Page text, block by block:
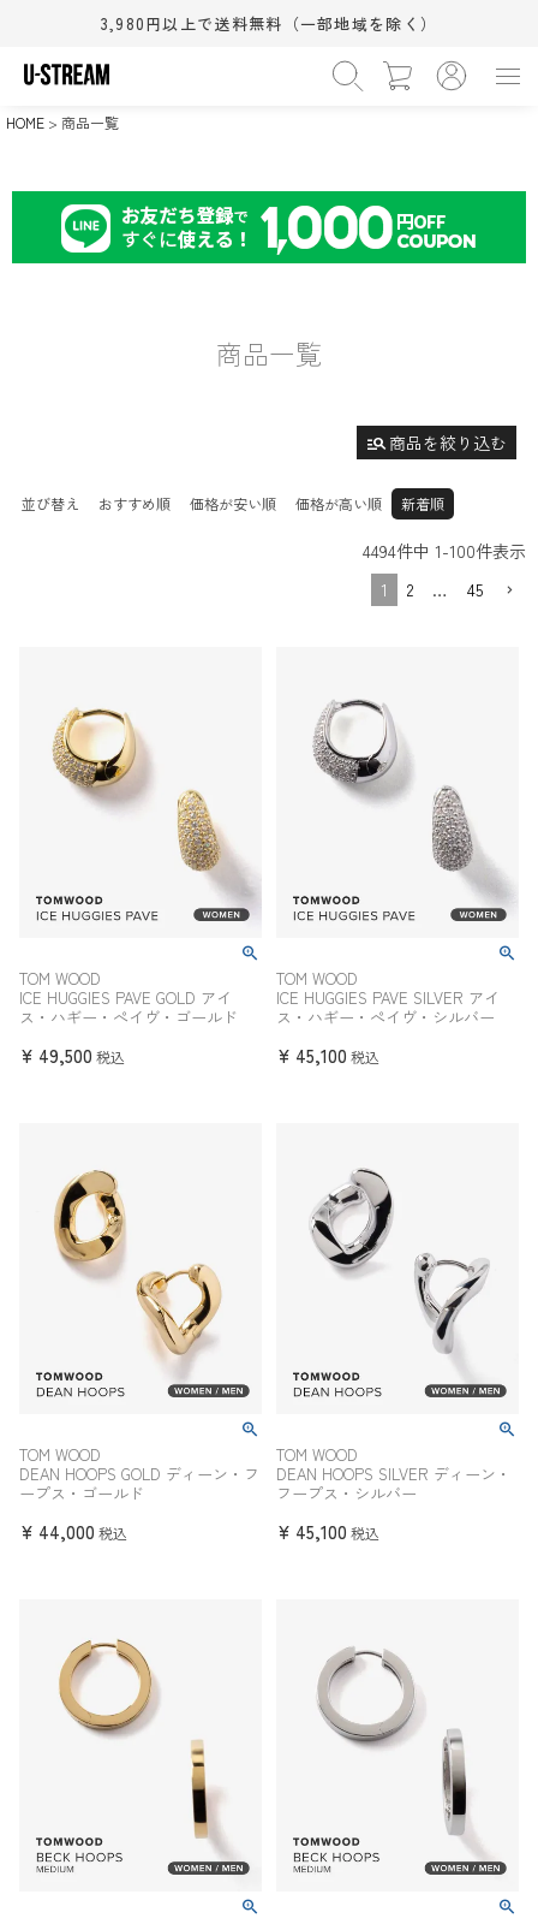
3,980円以上で送料無料（一部地域を除く）
HOME 商品一覧
商品一覧
manage_search 商品を絞り込む
› カテゴリー
›
在庫なし商品
XS(相当) S(相当) M(相当)
L(相当) XL(相当) ワンサイズ
シューズサイズ(cm)
11.5cm
12.0cm
12.5cm
16.5cm
18.5cm
24.5cm
26.0cm
28.0cm
28.5cm
29.0cm
31.0cm
ベージュ系
シルバー系
並び替え おすすめ順 価格が安い順 価格が高い順 新着順
4494件中 1-100件表示
1
2 … 45
TOM WOOD
ICE HUGGIES PAVE GOLD アイ
ス・ハギー・ぺイヴ・ゴールド
¥ 49,500 税込
TOM WOOD
ICE HUGGIES PAVE SILVER アイ
ス・ハギー・ぺイヴ・シルバー
¥ 45,100 税込
TOM WOOD
DEAN HOOPS GOLD ディーン・フ
ープス・ゴールド
¥ 44,000 税込
TOM WOOD
DEAN HOOPS SILVER ディーン・
フープス・シルバー
¥ 45,100 税込